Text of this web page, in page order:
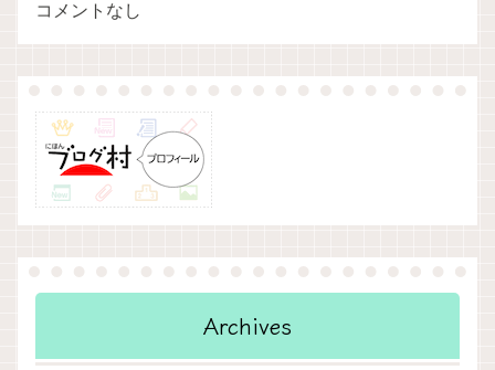
コメントなし
Archives